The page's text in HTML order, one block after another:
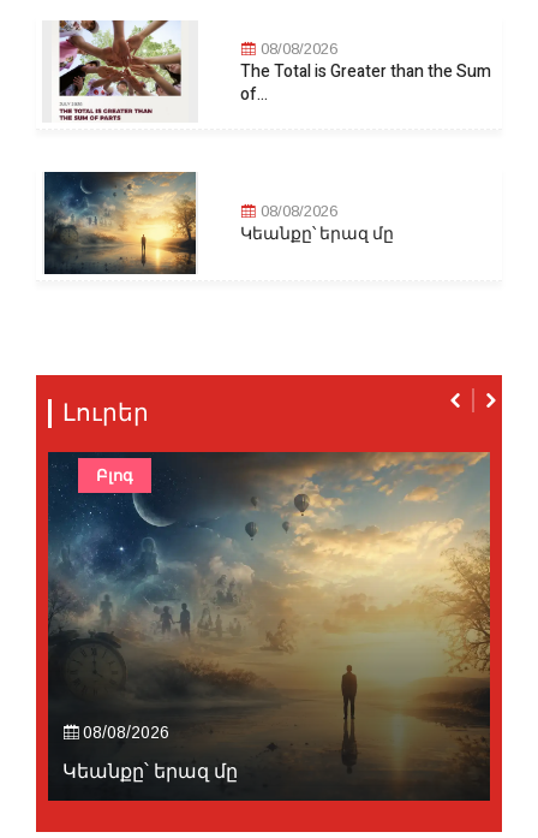
08/08/2026
The Total is Greater than the Sum
of...
08/08/2026
Կեանքը՝ երազ մը
Լուրեր
08/08/2026
Կեանքը՝ երազ մը
Բլոգ